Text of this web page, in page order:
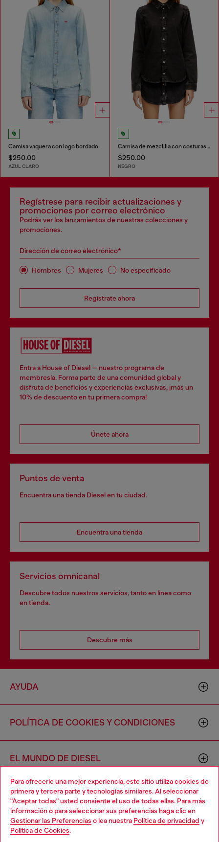
Para ofrecerle una mejor experiencia, este sitio utiliza cookies de
primera y tercera parte y tecnologías similares. Al seleccionar
"Aceptar todas" usted consiente el uso de todas ellas. Para más
información o para seleccionar sus preferencias haga clic en
Gestionar las Preferencias o lea nuestra Política de privacidad y
Política de Cookies.
Camisa vaquera con logo bordado
$250.00
AZUL CLARO
Camisa de mezclilla con costuras contrastantes
$250.00
NEGRO
Regístrese para recibir actualizaciones y
promociones por correo electrónico
Podrás ver los lanzamientos de nuestras colecciones y
promociones.
Dirección de correo electrónico*
Hombres Mujeres No especificado
Regístrate ahora
Entra a House of Diesel — nuestro programa de
membresía. Forma parte de una comunidad global y
disfruta de beneficios y experiencias exclusivas, ¡más un
10% de descuento en tu primera compra!
Únete ahora
Puntos de venta
Encuentra una tienda Diesel en tu ciudad.
Encuentra una tienda
Servicios omnicanal
Descubre todos nuestros servicios, tanto en línea como
en tienda.
Descubre más
AYUDA
POLÍTICA DE COOKIES Y CONDICIONES
EL MUNDO DE DIESEL
CORPORACIÓN